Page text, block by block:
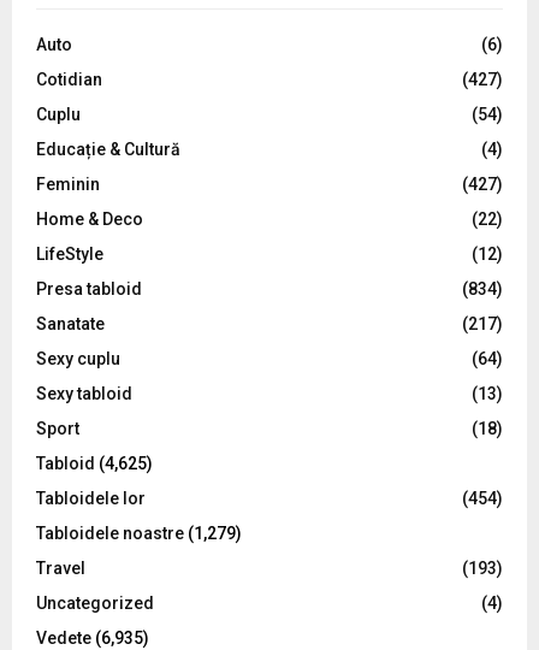
o
:
C
Auto
(6)
Cotidian
(427)
Cuplu
(54)
Educație & Cultură
(4)
Feminin
(427)
Home & Deco
(22)
LifeStyle
(12)
Presa tabloid
(834)
Sanatate
(217)
Sexy cuplu
(64)
Sexy tabloid
(13)
Sport
(18)
Tabloid (4,625)
Tabloidele lor
(454)
Tabloidele noastre (1,279)
Travel
(193)
Uncategorized
(4)
Vedete (6,935)